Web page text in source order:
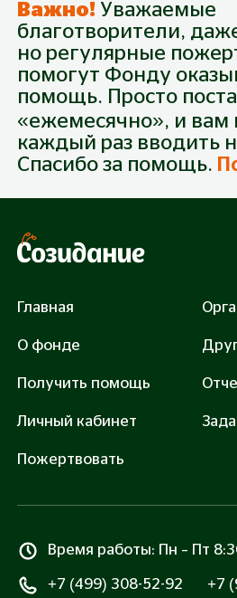
Личный челлендж —
переплыть водоём
восхождение на гору,
поддержат вашу идею сделав
пожертвование,
будет стимул для
поставленной цели!
Важно! Уважаемые
благотворители,
но регулярные
помогут Фонду
помощь. Просто
«ежемесячно», и вам
каждый раз вводить
Спасибо за помощь.
Главная
О фонде
Получить помощь
Личный кабинет
Пожертвовать
Время работы: Пн – Пт
+7 (499) 308-52-92 +7